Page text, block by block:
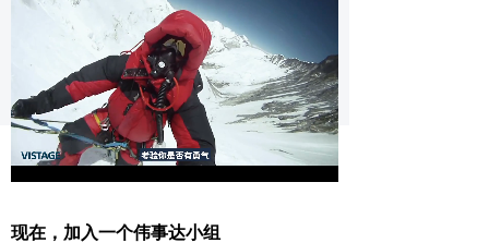
Loaded:
0%
0%
现在，加入一个伟事达小组